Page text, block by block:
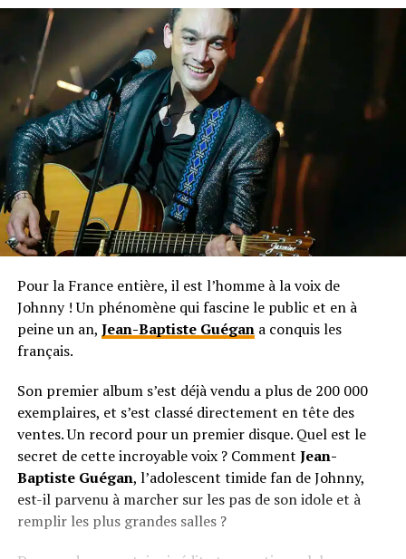
Pour la France entière, il est l’homme à la voix de
Johnny ! Un phénomène qui fascine le public et en à
peine un an, Jean-Baptiste Guégana conquis les
français.
Son premier album s’est déjà vendu a plus de 200 000
exemplaires, et s’est classé directement en tête des
ventes. Un record pour un premier disque. Quel est le
secret de cette incroyable voix ? Comment Jean-
Baptiste Guégan, l’adolescent timide fan de Johnny,
est-il parvenu à marcher sur les pas de son idole et à
remplir les plus grandes salles ?